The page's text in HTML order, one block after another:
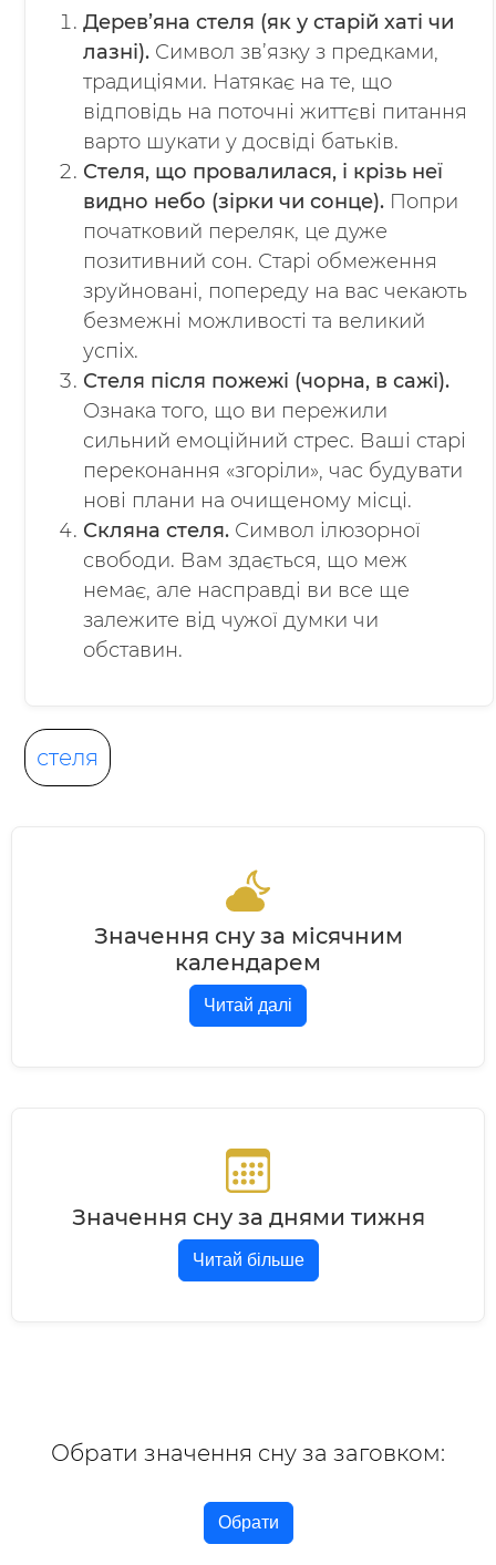
Дерев’яна стеля (як у старій хаті чи
лазні). Символ зв’язку з предками,
традиціями. Натякає на те, що
відповідь на поточні життєві питання
варто шукати у досвіді батьків.
Стеля, що провалилася, і крізь неї
видно небо (зірки чи сонце). Попри
початковий переляк, це дуже
позитивний сон. Старі обмеження
зруйновані, попереду на вас чекають
безмежні можливості та великий
успіх.
Стеля після пожежі (чорна, в сажі).
Ознака того, що ви пережили
сильний емоційний стрес. Ваші старі
переконання «згоріли», час будувати
нові плани на очищеному місці.
Скляна стеля. Символ ілюзорної
свободи. Вам здається, що меж
немає, але насправді ви все ще
залежите від чужої думки чи
обставин.
стеля
Значення сну за місячним
календарем
Читай далі
Значення сну за днями тижня
Читай більше
Обрати значення сну за заговком:
Обрати